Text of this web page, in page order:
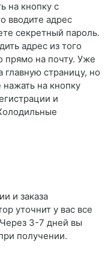
на кнопку с
вводите адрес
секретный пароль.
адрес из того
прямо на почту. Уже
главную страницу, но
на кнопку
и
и заказа
уточнит у вас все
3-7 дней вы
получении.